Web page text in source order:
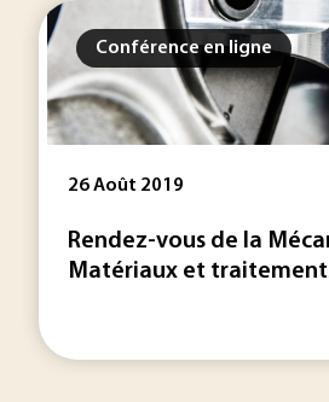
Conférence en ligne
26 Août 2019
Rendez-vous de la
Matériaux et